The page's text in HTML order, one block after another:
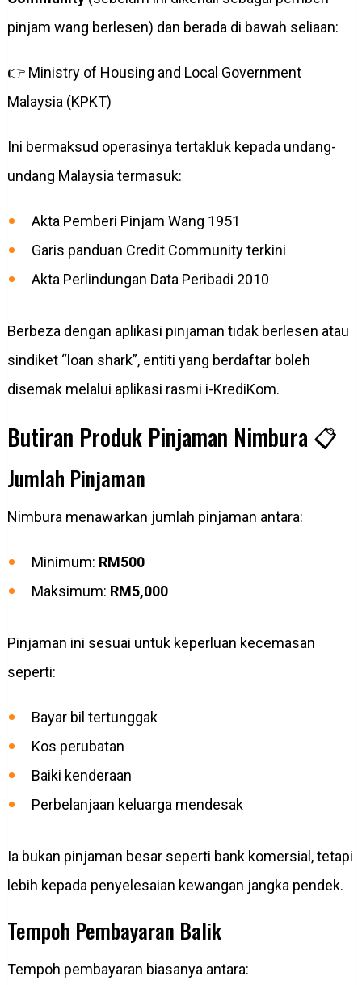
pinjam wang berlesen) dan berada di bawah seliaan:
👉 Ministry of Housing and Local Government
Malaysia (KPKT)
Ini bermaksud operasinya tertakluk kepada undang-
undang Malaysia termasuk:
Akta Pemberi Pinjam Wang 1951
Garis panduan Credit Community terkini
Akta Perlindungan Data Peribadi 2010
Berbeza dengan aplikasi pinjaman tidak berlesen atau
sindiket “loan shark”, entiti yang berdaftar boleh
disemak melalui aplikasi rasmi i-KrediKom.
Butiran Produk Pinjaman Nimbura 📋
Jumlah Pinjaman
Nimbura menawarkan jumlah pinjaman antara:
Minimum: RM500
Maksimum: RM5,000
Pinjaman ini sesuai untuk keperluan kecemasan
seperti:
Bayar bil tertunggak
Kos perubatan
Baiki kenderaan
Perbelanjaan keluarga mendesak
Ia bukan pinjaman besar seperti bank komersial, tetapi
lebih kepada penyelesaian kewangan jangka pendek.
Tempoh Pembayaran Balik
Tempoh pembayaran biasanya antara: